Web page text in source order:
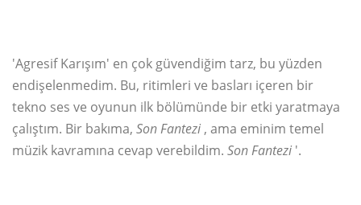
'Agresif Karışım' en çok güvendiğim tarz, bu yüzden
endişelenmedim. Bu, ritimleri ve basları içeren bir
tekno ses ve oyunun ilk bölümünde bir etki yaratmaya
çalıştım. Bir bakıma, Son Fantezi , ama eminim temel
müzik kavramına cevap verebildim. Son Fantezi '.